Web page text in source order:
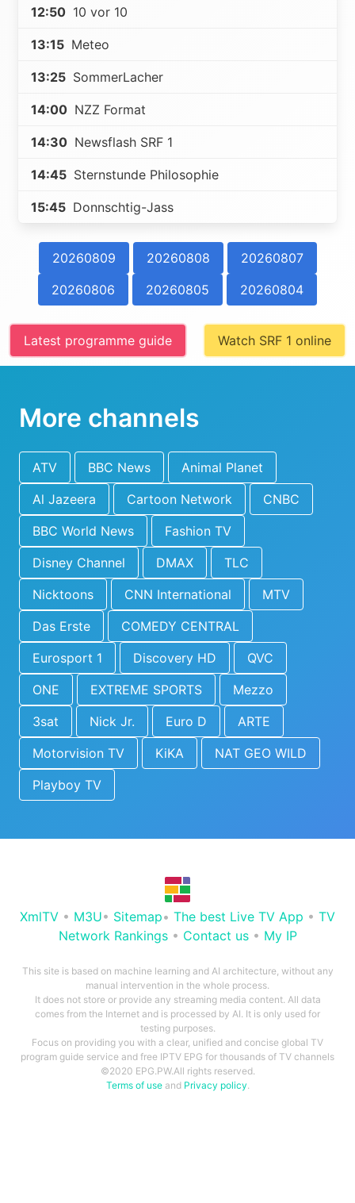
12:50 10 vor 10
13:15 Meteo
13:25 SommerLacher
14:00 NZZ Format
14:30 Newsflash SRF 1
14:45 Sternstunde Philosophie
15:45 Donnschtig-Jass
20260809 20260808
20260807
20260806
20260805 20260804
Latest programme guide Watch SRF 1 online
More channels
ATV BBC News
Animal Planet
Al Jazeera
Cartoon Network
CNBC
BBC World News
Fashion TV
Disney Channel
DMAX
TLC
Nicktoons
CNN International
MTV
Das Erste
COMEDY CENTRAL
Eurosport 1
Discovery HD
QVC
ONE
EXTREME SPORTS
Mezzo
3sat
Nick Jr. Euro D
ARTE
Motorvision TV
KiKA
NAT GEO WILD
Playboy TV
XmlTV • M3U• Sitemap• The best Live TV App • TV
Network Rankings• Contact us• My IP
This site is based on machine learning and AI architecture, without any
manual intervention in the whole process.
It does not store or provide any streaming media content. All data
comes from the Internet and is processed by AI. It is only used for
testing purposes.
Focus on providing you with a clear, unified and concise global TV
program guide service and free IPTV EPG for thousands of TV channels
©2020 EPG.PW.All rights reserved.
Terms of useand Privacy policy.